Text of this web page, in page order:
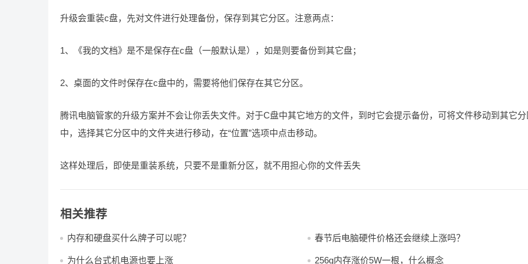
升级会重装c盘，先对文件进行处理备份，保存到其它分区。注意两点：
1、《我的文档》是不是保存在c盘（一般默认是），如是则要备份到其它盘；
2、桌面的文件时保存在c盘中的，需要将他们保存在其它分区。
腾讯电脑管家的升级方案并不会让你丢失文件。对于C盘中其它地方的文件，到时它会提示备份，可将文件移动到其它分
中，选择其它分区中的文件夹进行移动，在“位置”选项中点击移动。
这样处理后，即使是重装系统，只要不是重新分区，就不用担心你的文件丢失
相关推荐
内存和硬盘买什么牌子可以呢？ 春节后电脑硬件价格还会继续上涨吗？
为什么台式机电源也要上涨 256g内存涨价5W一根，什么概念